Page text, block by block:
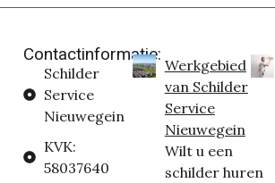
Contactinformatie:
Schilder
Service
Nieuwegein
KVK:
58037640
Werkgebied
van Schilder
Service
Nieuwegein
Wilt u een
schilder huren